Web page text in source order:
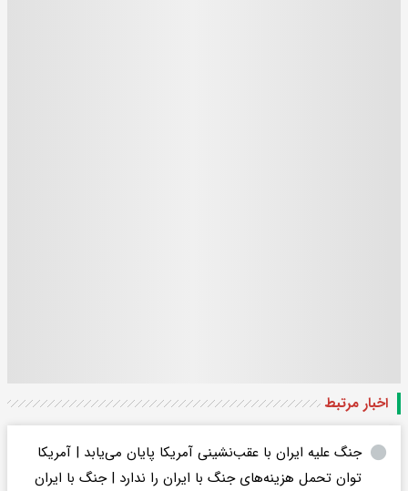
اخبار مرتبط
جنگ علیه ایران با عقب‌نشینی آمریکا پایان می‌یابد | آمریکا
توان تحمل هزینه‌های جنگ با ایران را ندارد | جنگ با ایران